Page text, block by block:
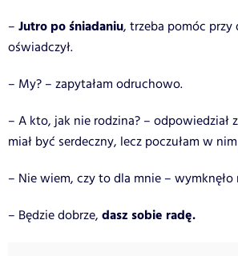
– Jutro po śniadaniu, trzeba pomóc przy
oświadczył.
– My? – zapytałam odruchowo.
– A kto, jak nie rodzina? – odpowiedział
miał być serdeczny, lecz poczułam w
– Nie wiem, czy to dla mnie – wymknęło
– Będzie dobrze, dasz sobie radę.